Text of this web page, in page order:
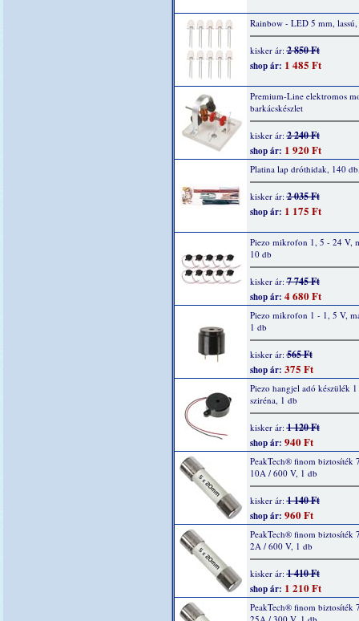
Rainbow - LED 5 mm,
kisker ár:2 850 Ft
shop ár: 1 485 Ft
Premium-Line elektromos
barkácskészlet
kisker ár:2 240 Ft
shop ár: 1 920 Ft
Platina lap dróthidak, 140
kisker ár:2 035 Ft
shop ár: 1 175 Ft
Piezo mikrofon 1, 5 - 24 V,
10 db
kisker ár:7 745 Ft
shop ár: 4 680 Ft
Piezo mikrofon 1 - 1, 5 V,
1 db
kisker ár:565 Ft
shop ár: 375 Ft
Piezo hangjel adó készülék
sziréna, 1 db
kisker ár:1 120 Ft
shop ár: 940 Ft
PeakTech® finom biztosíték
10A / 600 V, 1 db
kisker ár:1 140 Ft
shop ár: 960 Ft
PeakTech® finom biztosíték
2A / 600 V, 1 db
kisker ár:1 410 Ft
shop ár: 1 210 Ft
PeakTech® finom biztosíték